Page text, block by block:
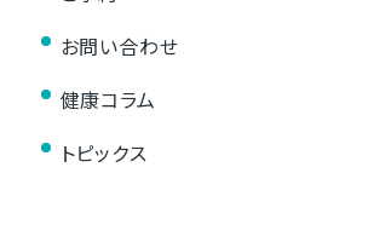
お問い合わせ
健康コラム
トピックス